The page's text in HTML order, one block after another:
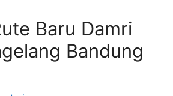
Baru Damri
Bandung